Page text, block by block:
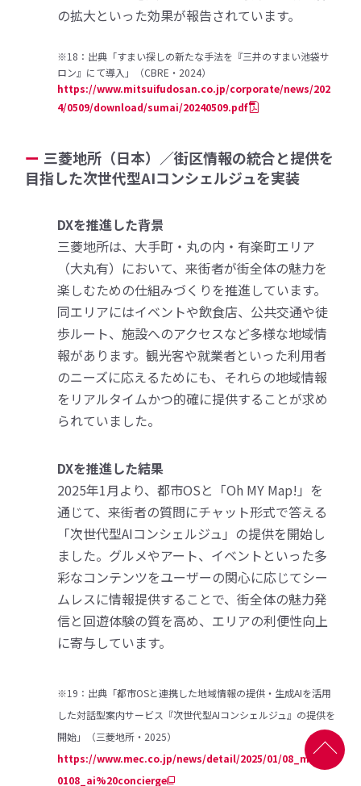
の拡大といった効果が報告されています。
※18：出典「すまい探しの新たな手法を『三井のすまい池袋サ
ロン』にて導入」（CBRE・2024）
https://www.mitsuifudosan.co.jp/corporate/news/202
4/0509/download/sumai/20240509.pdf
三菱地所（日本）／街区情報の統合と提供を
目指した次世代型AIコンシェルジュを実装
DXを推進した背景
三菱地所は、大手町・丸の内・有楽町エリア
（大丸有）において、来街者が街全体の魅力を
楽しむための仕組みづくりを推進しています。
同エリアにはイベントや飲食店、公共交通や徒
歩ルート、施設へのアクセスなど多様な地域情
報があります。観光客や就業者といった利用者
のニーズに応えるためにも、それらの地域情報
をリアルタイムかつ的確に提供することが求め
られていました。
DXを推進した結果
2025年1月より、都市OSと「Oh MY Map!」を
通じて、来街者の質問にチャット形式で答える
「次世代型AIコンシェルジュ」の提供を開始し
ました。グルメやアート、イベントといった多
彩なコンテンツをユーザーの関心に応じてシー
ムレスに情報提供することで、街全体の魅力発
信と回遊体験の質を高め、エリアの利便性向上
に寄与しています。
※19：出典「都市OSと連携した地域情報の提供・生成AIを活用
した対話型案内サービス『次世代型AIコンシェルジュ』の提供を
開始」（三菱地所・2025）
https://www.mec.co.jp/news/detail/2025/01/08_mec25
0108_ai%20concierge